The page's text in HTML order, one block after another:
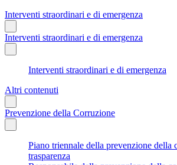
Interventi straordinari e di emergenza
Interventi straordinari e di emergenza
Interventi straordinari e di emergenza
Altri contenuti
Prevenzione della Corruzione
Piano triennale della prevenzione della
trasparenza